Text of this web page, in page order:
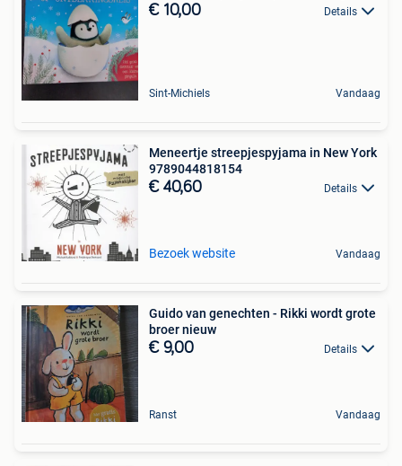
€ 10,00 Details
Sint-Michiels Vandaag
Meneertje streepjespyjama in New York
9789044818154
€ 40,60 Details
Bezoek website Vandaag
Guido van genechten - Rikki wordt grote
broer nieuw
€ 9,00 Details
Ranst Vandaag